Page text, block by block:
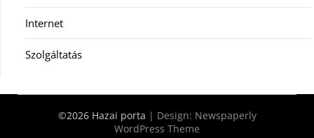
Internet
Szolgáltatás
©2026 Hazai porta | Design: Newspaperly
WordPress Theme